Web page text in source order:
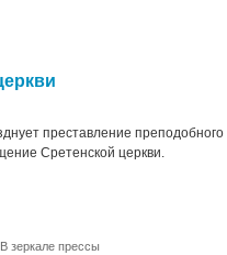
преставление
Сретенской церкви.
В зеркале прессы